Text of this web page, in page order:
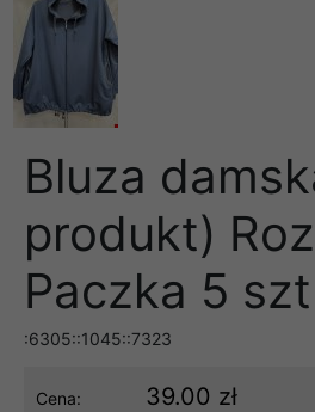
Bluza
produkt)
Paczka 5
:6305::1045::7323
Cena: 39.00 zł